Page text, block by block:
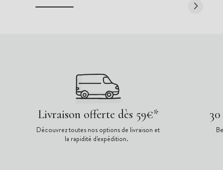
Livraison offerte dès 59€*
Découvrez toutes nos options de livraison et
la rapidité d'expédition.